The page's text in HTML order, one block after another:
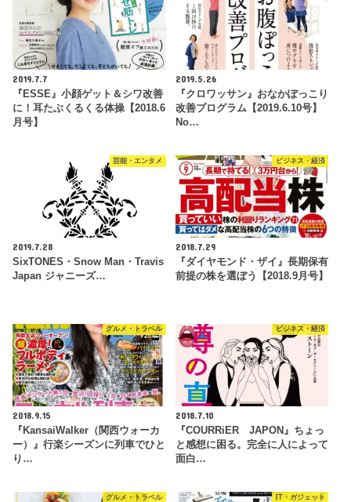
2019.7.7
『ESSE』小顔ゲット＆シワ改善
に！耳たぶくるくる体操【2018.6
月号】
2019.5.26
『クロワッサン』おなかぽっこり
改善プログラム【2019.6.10号】
No…
芸能・エンタメ
2019.7.28
SixTONES・Snow Man・Travis
Japan ジャニーズ…
ビジネス・経済
2018.7.29
『ダイヤモンド・ザイ』長期保有
前提の株を選ぼう【2018.9月号】
グルメ・トラベル
2018.9.15
『KansaiWalker（関西ウォーカ
ー）』行楽シーズンに列車でひと
り…
ビジネス・経済
2018.7.10
『COURRiER JAPON』ちょっ
と感想に困る。完全に人によって
面白…
グルメ・トラベル IT・ガジェット